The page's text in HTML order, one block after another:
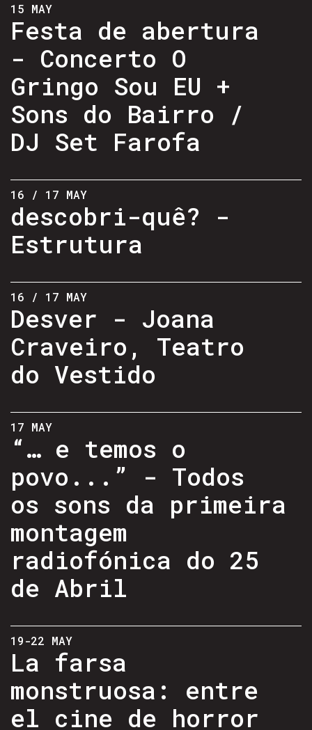
15 MAY
Festa de abertura
- Concerto O
Gringo Sou EU +
Sons do Bairro /
DJ Set Farofa
16 / 17 MAY
descobri-quê? -
Estrutura
16 / 17 MAY
Desver - Joana
Craveiro, Teatro
do Vestido
17 MAY
“… e temos o
povo...” - Todos
os sons da primeira
montagem
radiofónica do 25
de Abril
19-22 MAY
La farsa
monstruosa: entre
el cine de horror